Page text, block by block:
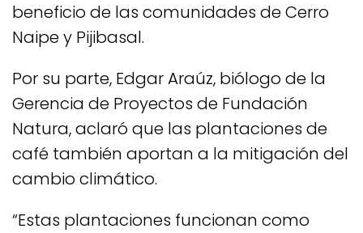
beneficio de las comunidades de Cerro
Naipe y Pijibasal.
Por su parte, Edgar Araúz, biólogo de la
Gerencia de Proyectos de Fundación
Natura, aclaró que las plantaciones de
café también aportan a la mitigación del
cambio climático.
“Estas plantaciones funcionan como